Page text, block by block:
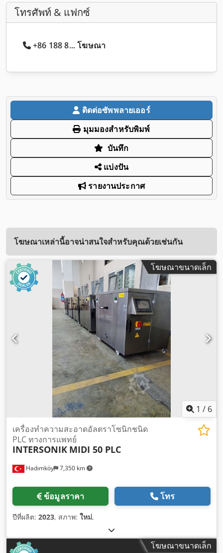
โทรศัพท์ & แฟกซ์
+86 188 8... โฆษณา
ติดต่อซัพพลายเออร์
มุมมองสำหรับพิมพ์
บันทึก
แบ่งปัน
รายงานประกาศ
โฆษณาเหล่านี้อาจน่าสนใจสำหรับคุณด้วยเช่นกัน
โฆษณาขนาดเล็ก
1 / 6
Hadımköy 7,350 km
เครื่องทำความสะอาดอัลตราโซนิกชนิด
PLC ทางการแพทย์
INTERSONIK MIDI 50 PLC
ข้อมูลราคา โทร
ปีที่ผลิต: 2023, สภาพ: ใหม่,
โฆษณาขนาดเล็ก